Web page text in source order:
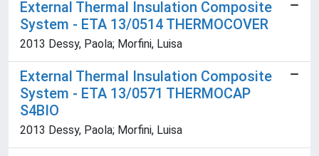
External Thermal Insulation Composite
System - ETA 13/0514 THERMOCOVER
2013 Dessy, Paola; Morfini, Luisa
External Thermal Insulation Composite
System - ETA 13/0571 THERMOCAP
S4BIO
2013 Dessy, Paola; Morfini, Luisa